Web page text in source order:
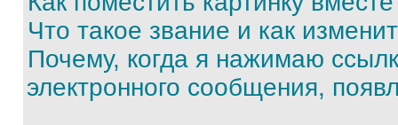
Что такое звание и как
Почему, когда я нажимаю
электронного сообщения,